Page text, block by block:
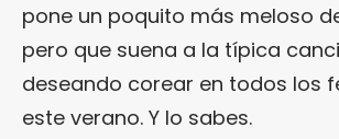
pone un poquito más meloso
pero que suena a la típica
deseando corear en todos los
este verano. Y lo sabes.